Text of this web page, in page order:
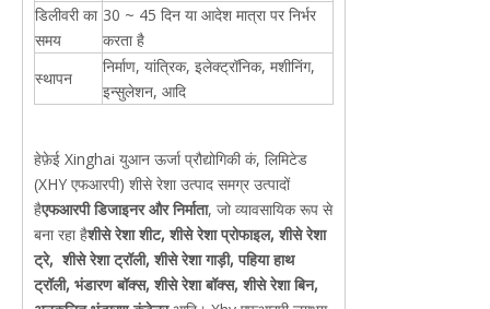
डिलीवरी का
समय
30 ~ 45 दिन या आदेश मात्रा पर निर्भर
करता है
स्थापन
निर्माण, यांत्रिक, इलेक्ट्रॉनिक, मशीनिंग,
इन्सुलेशन, आदि
हेफ़ेई Xinghai युआन ऊर्जा प्रौद्योगिकी कं, लिमिटेड
(XHY एफआरपी) शीसे रेशा उत्पाद समग्र उत्पादों
हैएफआरपी डिजाइनर और निर्माता, जो व्यावसायिक रूप से
बना रहा हैशीसे रेशा शीट, शीसे रेशा प्रोफाइल, शीसे रेशा
ट्रे, शीसे रेशा ट्रॉली, शीसे रेशा गाड़ी, पहिया हाथ
ट्रॉली, भंडारण बॉक्स, शीसे रेशा बॉक्स, शीसे रेशा बिन,